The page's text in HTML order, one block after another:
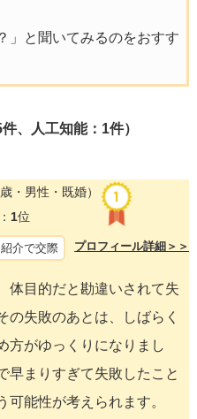
」と聞いてみるのをおすす
、人工知能：1件）
歳・男性・既婚）
1位
介で交際 プロフィール詳細＞＞
体目的だと勘違いされて失
の失敗のあとは、しばらく
方がゆっくりになりまし
早まりすぎて失敗したこと
能性が考えられます。